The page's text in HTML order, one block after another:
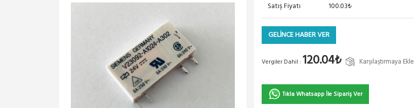
Satış Fiyatı 100.03₺
GELİNCE HABER VER
Vergiler Dahil : 120.04₺ Karşılaştırmaya Ekle
Tıkla Whatsapp İle Sipariş Ver